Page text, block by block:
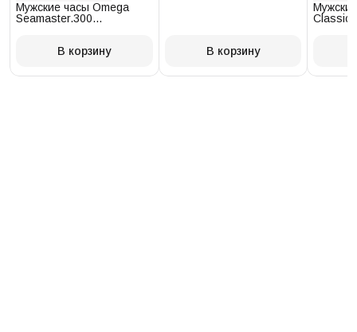
Мужские часы Omega
Seamaster.300
В корзину
В корзину
Classic